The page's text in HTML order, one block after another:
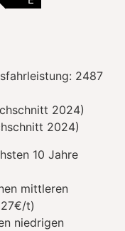
2487
2024)
2024)
10 Jahre
mittleren
t)
niedrigen